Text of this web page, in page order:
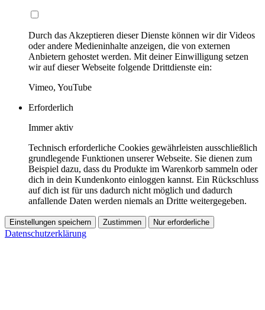
Durch das Akzeptieren dieser Dienste können wir dir Videos
oder andere Medieninhalte anzeigen, die von externen
Anbietern gehostet werden. Mit deiner Einwilligung setzen
wir auf dieser Webseite folgende Drittdienste ein:
Vimeo, YouTube
Erforderlich
Immer aktiv
Technisch erforderliche Cookies gewährleisten ausschließlich
grundlegende Funktionen unserer Webseite. Sie dienen zum
Beispiel dazu, dass du Produkte im Warenkorb sammeln oder
dich in dein Kundenkonto einloggen kannst. Ein Rückschluss
auf dich ist für uns dadurch nicht möglich und dadurch
anfallende Daten werden niemals an Dritte weitergegeben.
Einstellungen speichern Zustimmen Nur erforderliche
Datenschutzerklärung